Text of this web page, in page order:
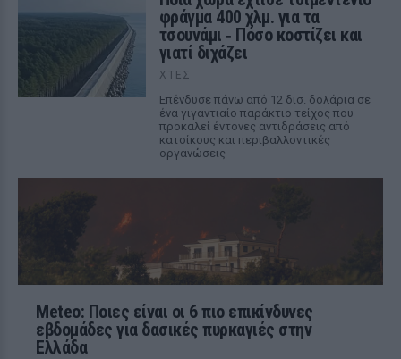
φράγμα 400 χλμ. για τα
τσουνάμι ‑ Πόσο κοστίζει και
γιατί διχάζει
ΧΤΕΣ
Επένδυσε πάνω από 12 δισ. δολάρια σε
ένα γιγαντιαίο παράκτιο τείχος που
προκαλεί έντονες αντιδράσεις από
κατοίκους και περιβαλλοντικές
οργανώσεις
Meteo: Ποιες είναι οι 6 πιο επικίνδυνες
εβδομάδες για δασικές πυρκαγιές στην
Ελλάδα